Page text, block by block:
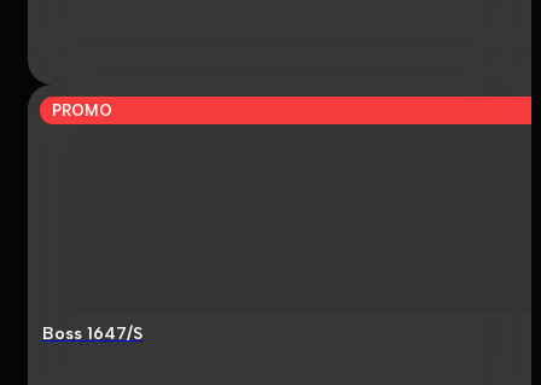
PROMO
Boss 1647/S